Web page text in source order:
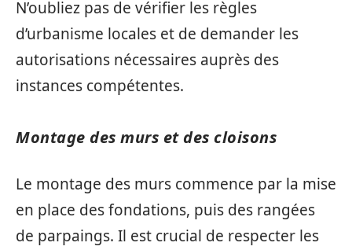
N’oubliez pas de vérifier les règles
d’urbanisme locales et de demander les
autorisations nécessaires auprès des
instances compétentes.
Montage des murs et des cloisons
Le montage des murs commence par la mise
en place des fondations, puis des rangées
de parpaings. Il est crucial de respecter les